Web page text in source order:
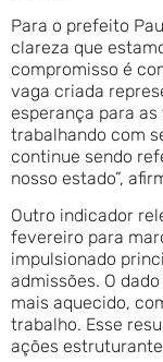
Para o prefeito
clareza que
compromisso é
vaga criada
esperança para
trabalhando com
continue sendo
nosso estado”,
Outro indicador
fevereiro para
impulsionado
admissões. O
mais aquecido,
trabalho. Esse
ações